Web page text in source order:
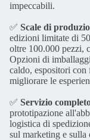
impeccabili.
✅ Scale di
edizioni limitate di
oltre 100.000 pezzi,
Opzioni di
caldo, espositori
migliorare le
✅ Servizio
prototipazione
logistica di
sul marketing e sulla